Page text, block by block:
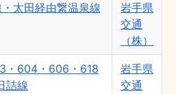
太田経由繋温泉線
岩手県
交通
（株）
・604・606・618
詰線
岩手県
交通